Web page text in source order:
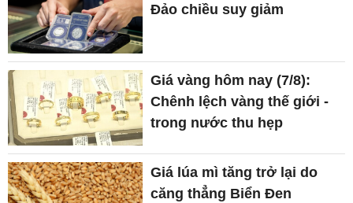
Đảo chiều suy giảm
Giá vàng hôm nay (7/8):
Chênh lệch vàng thế giới -
trong nước thu hẹp
Giá lúa mì tăng trở lại do
căng thẳng Biển Đen